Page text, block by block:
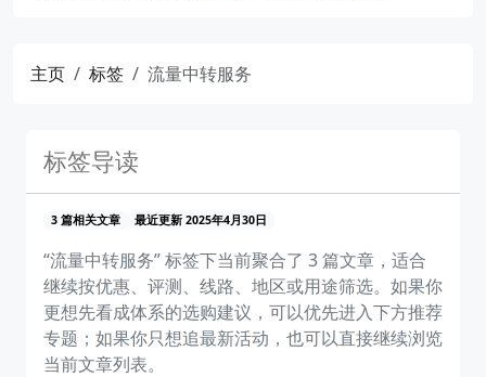
主页 标签 流量中转服务
标签导读
3 篇相关文章 最近更新 2025年4月30日
“流量中转服务” 标签下当前聚合了 3 篇文章，适合
继续按优惠、评测、线路、地区或用途筛选。如果你
更想先看成体系的选购建议，可以优先进入下方推荐
专题；如果你只想追最新活动，也可以直接继续浏览
当前文章列表。